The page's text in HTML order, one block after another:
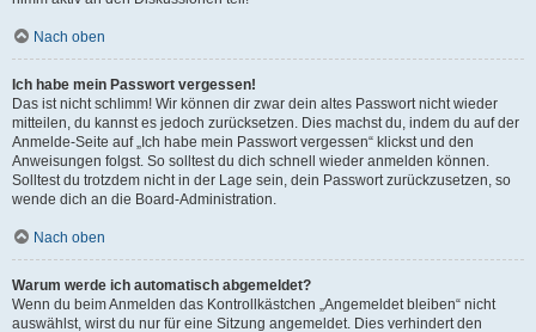
Nach oben
Ich habe mein Passwort vergessen!
Das ist nicht schlimm! Wir können dir zwar dein altes Passwort nicht wieder
mitteilen, du kannst es jedoch zurücksetzen. Dies machst du, indem du auf der
Anmelde-Seite auf „Ich habe mein Passwort vergessen“ klickst und den
Anweisungen folgst. So solltest du dich schnell wieder anmelden können.
Solltest du trotzdem nicht in der Lage sein, dein Passwort zurückzusetzen, so
wende dich an die Board-Administration.
Nach oben
Warum werde ich automatisch abgemeldet?
Wenn du beim Anmelden das Kontrollkästchen „Angemeldet bleiben“ nicht
auswählst, wirst du nur für eine Sitzung angemeldet. Dies verhindert den